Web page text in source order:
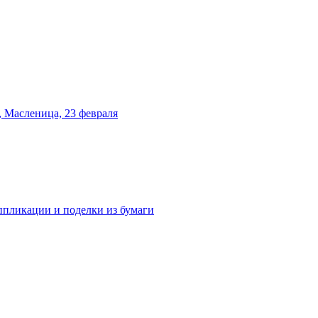
23 февраля
и поделки из бумаги